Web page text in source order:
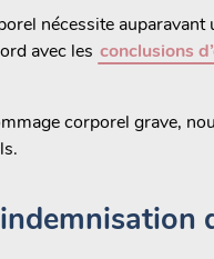
nécessite
avec les conclusions
corporel grave,